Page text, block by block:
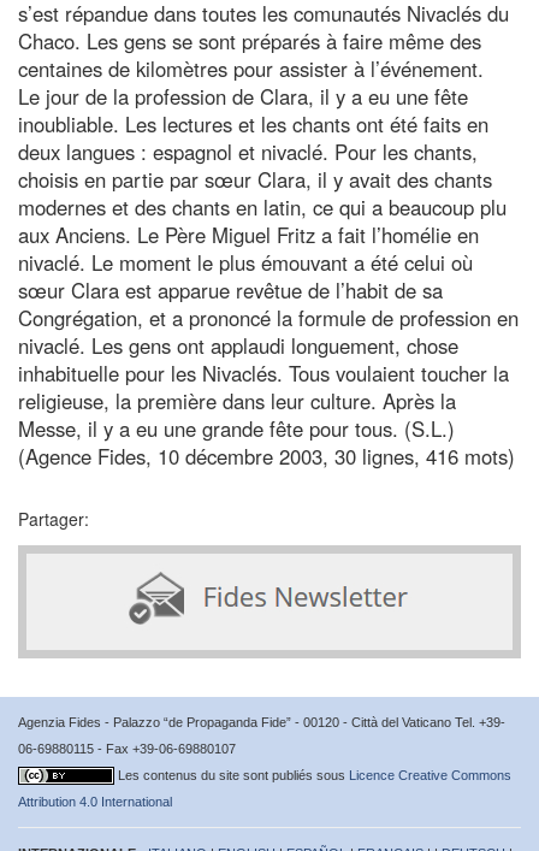
s’est répandue dans toutes les comunautés Nivaclés du
Chaco. Les gens se sont préparés à faire même des
centaines de kilomètres pour assister à l’événement.
Le jour de la profession de Clara, il y a eu une fête
inoubliable. Les lectures et les chants ont été faits en
deux langues : espagnol et nivaclé. Pour les chants,
choisis en partie par sœur Clara, il y avait des chants
modernes et des chants en latin, ce qui a beaucoup plu
aux Anciens. Le Père Miguel Fritz a fait l’homélie en
nivaclé. Le moment le plus émouvant a été celui où
sœur Clara est apparue revêtue de l’habit de sa
Congrégation, et a prononcé la formule de profession en
nivaclé. Les gens ont applaudi longuement, chose
inhabituelle pour les Nivaclés. Tous voulaient toucher la
religieuse, la première dans leur culture. Après la
Messe, il y a eu une grande fête pour tous. (S.L.)
(Agence Fides, 10 décembre 2003, 30 lignes, 416 mots)
Partager:
Agenzia Fides - Palazzo “de Propaganda Fide” - 00120 - Città del Vaticano Tel. +39-
06-69880115 - Fax +39-06-69880107
Les contenus du site sont publiés sous Licence Creative Commons
Attribution 4.0 International